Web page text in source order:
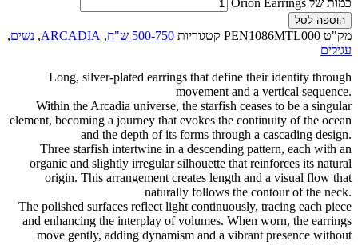
הוספה לסל
מק"ט PEN1086MTL000 קטגוריות 500-750 ש"ח ,
ARCADIA
, נשים,
עגילים
Long, silver-plated earrings that define their identity through
movement and a vertical sequence.
Within the Arcadia universe, the starfish ceases to be a singular
element, becoming a journey that evokes the continuity of the ocean
and the depth of its forms through a cascading design.
Three starfish intertwine in a descending pattern, each with an
organic and slightly irregular silhouette that reinforces its natural
origin. This arrangement creates length and a visual flow that
naturally follows the contour of the neck.
The polished surfaces reflect light continuously, tracing each piece
and enhancing the interplay of volumes. When worn, the earrings
move gently, adding dynamism and a vibrant presence without